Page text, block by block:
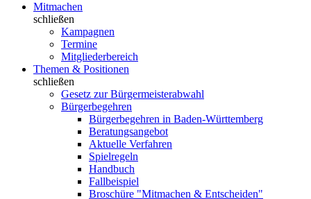
Mitmachen
schließen
Kampagnen
Termine
Mitgliederbereich
Themen & Positionen
schließen
Gesetz zur Bürgermeisterabwahl
Bürgerbegehren
Bürgerbegehren in Baden-Württemberg
Beratungsangebot
Aktuelle Verfahren
Spielregeln
Handbuch
Fallbeispiel
Broschüre "Mitmachen & Entscheiden"